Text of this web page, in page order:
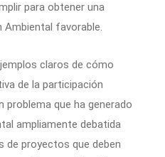
para obtener una
Ambiental favorable.
claros de cómo
de la participación
problema que ha generado
ampliamente debatida
de proyectos que deben